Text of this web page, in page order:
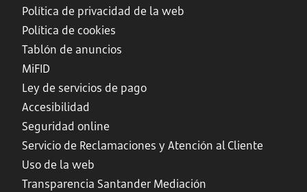
Política de privacidad de la web
Política de cookies
Tablón de anuncios
MiFID
Ley de servicios de pago
Accesibilidad
Seguridad online
Servicio de Reclamaciones y Atención al Cliente
Uso de la web
Transparencia Santander Mediación